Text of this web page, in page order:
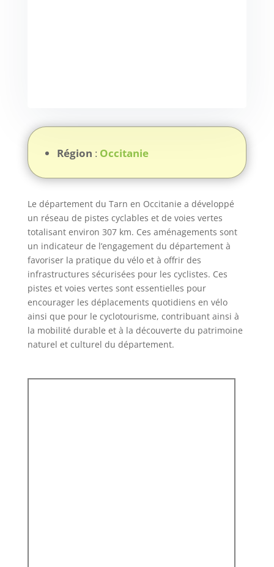
Région : Occitanie
Le département du Tarn en Occitanie a développé
un réseau de pistes cyclables et de voies vertes
totalisant environ 307 km. Ces aménagements sont
un indicateur de l’engagement du département à
favoriser la pratique du vélo et à offrir des
infrastructures sécurisées pour les cyclistes. Ces
pistes et voies vertes sont essentielles pour
encourager les déplacements quotidiens en vélo
ainsi que pour le cyclotourisme, contribuant ainsi à
la mobilité durable et à la découverte du patrimoine
naturel et culturel du département.